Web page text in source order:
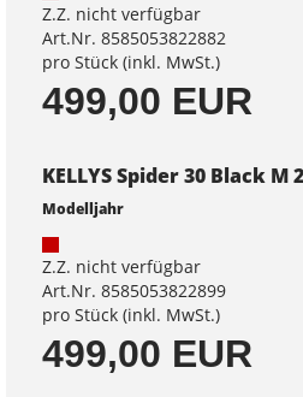
Z.Z. nicht verfügbar
Art.Nr. 8585053822882
pro Stück (inkl. MwSt.)
499,00 EUR
KELLYS Spider 30 Black M
Modelljahr
Z.Z. nicht verfügbar
Art.Nr. 8585053822899
pro Stück (inkl. MwSt.)
499,00 EUR